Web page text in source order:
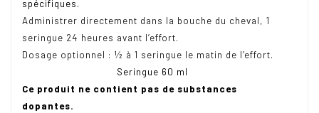
spécifiques.
Administrer directement dans la bouche du cheval, 1
seringue 24 heures avant l’effort.
Dosage optionnel : ½ à 1 seringue le matin de l’effort.
Seringue 60 ml
Ce produit ne contient pas de substances
dopantes.